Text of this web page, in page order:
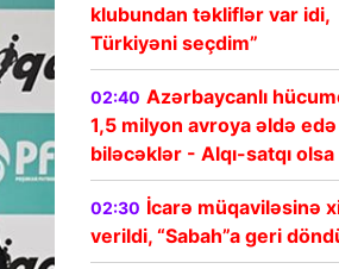
klubundan təkliflər var idi,
Türkiyəni seçdim”
02:40 Azərbaycanlı
1,5 milyon avroya əldə edə
biləcəklər - Alqı-satqı olsa
02:30 İcarə müqaviləsinə
verildi, “Sabah”a geri